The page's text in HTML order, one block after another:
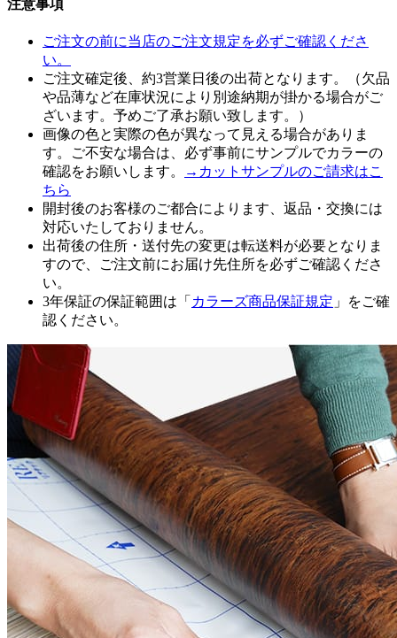
注意事項
ご注文の前に当店のご注文規定を必ずご確認くださ
い。
ご注文確定後、約3営業日後の出荷となります。（欠品
や品薄など在庫状況により別途納期が掛かる場合がご
ざいます。予めご了承お願い致します。）
画像の色と実際の色が異なって見える場合がありま
す。ご不安な場合は、必ず事前にサンプルでカラーの
確認をお願いします。
→カットサンプルのご請求はこ
ちら
開封後のお客様のご都合によります、返品・交換には
対応いたしておりません。
出荷後の住所・送付先の変更は転送料が必要となりま
すので、ご注文前にお届け先住所を必ずご確認くださ
い。
3年保証の保証範囲は「 カラーズ商品保証規定 」をご確
認ください。